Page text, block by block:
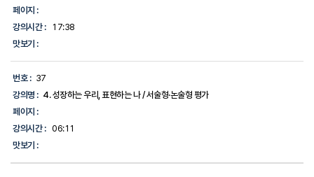
페이지 :
강의시간 :
17:38
맛보기 :
번호 : 37
강의명 : 4. 성장하는 우리, 표현하는 나 / 서술형·논술형 평가
페이지 :
강의시간 : 06:11
맛보기 :